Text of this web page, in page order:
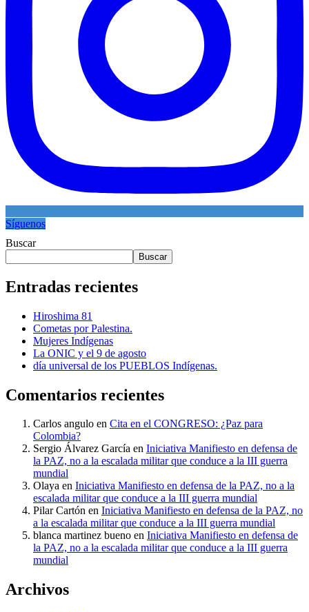
Síguenos
Buscar
Buscar
Entradas recientes
Hiroshima 81
Cometas por Palestina.
Mujeres Indígenas
La ONIC y el 9 de agosto
día universal de los PUEBLOS Indígenas.
Comentarios recientes
Carlos angulo en Cita en el CONGRESO: ¿Paz para
Colombia?
Sergio Álvarez García en Iniciativa Manifiesto en defensa de
la PAZ, no a la escalada militar que conduce a la III guerra
mundial
Olaya en Iniciativa Manifiesto en defensa de la PAZ, no a la
escalada militar que conduce a la III guerra mundial
Pilar Cartón en Iniciativa Manifiesto en defensa de la PAZ, no
a la escalada militar que conduce a la III guerra mundial
blanca martinez bueno en Iniciativa Manifiesto en defensa de
la PAZ, no a la escalada militar que conduce a la III guerra
mundial
Archivos